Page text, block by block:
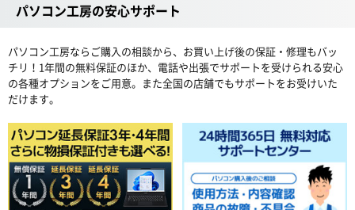
パソコン工房の安心サポート
パソコン工房ならご購入の相談から、お買い上げ後の保証・修理もバッ
チリ！1年間の無料保証のほか、電話や出張でサポートを受けられる安心
の各種オプションをご用意。また全国の店舗でもサポートをお受けいた
だけます。